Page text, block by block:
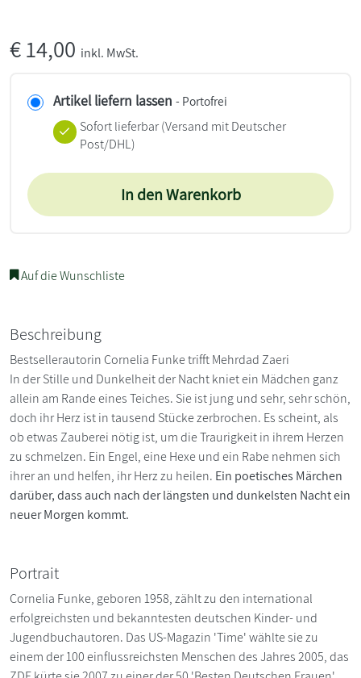
€14,00 inkl. MwSt.
Artikel liefern lassen - Portofrei
Sofort lieferbar(Versand mit Deutscher
Post/DHL)
In den Warenkorb
Auf die Wunschliste
Beschreibung
Bestsellerautorin Cornelia Funke trifft Mehrdad Zaeri
In der Stille und Dunkelheit der Nacht kniet ein Mädchen ganz
allein am Rande eines Teiches. Sie ist jung und sehr, sehr schön,
doch ihr Herz ist in tausend Stücke zerbrochen. Es scheint, als
ob etwas Zauberei nötig ist, um die Traurigkeit in ihrem Herzen
zu schmelzen. Ein Engel, eine Hexe und ein Rabe nehmen sich
ihrer an und helfen, ihr Herz zu heilen. Ein poetisches Märchen
darüber, dass auch nach der längsten und dunkelsten Nacht ein
neuer Morgen kommt.
Portrait
Cornelia Funke, geboren 1958, zählt zu den international
erfolgreichsten und bekanntesten deutschen Kinder- und
Jugendbuchautoren. Das US-Magazin 'Time' wählte sie zu
einem der 100 einflussreichsten Menschen des Jahres 2005, das